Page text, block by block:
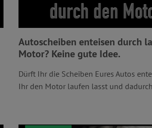
Autoscheiben enteisen durch
Motor? Keine gute Idee.
Dürft Ihr die Scheiben Eures Autos
Ihr den Motor laufen lasst und